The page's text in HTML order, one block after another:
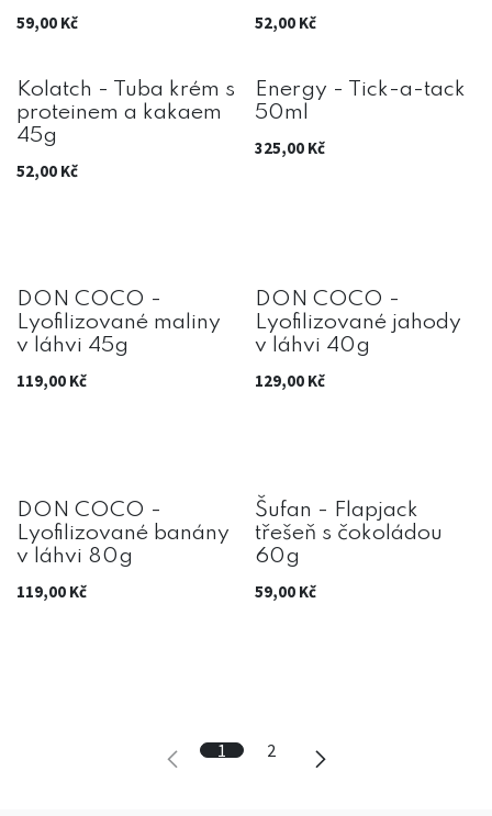
59,00 Kč 52,00Kč
Kolatch - Tuba krém s
proteinem a kakaem
45g
52,00 Kč
Energy - Tick-a-tack
50ml
325,00Kč
DON COCO -
Lyofilizované maliny
v láhvi 45g
119,00 Kč
DON COCO -
Lyofilizované jahody
v láhvi 40g
129,00Kč
DON COCO -
Lyofilizované banány
v láhvi 80g
119,00 Kč
Šufan - Flapjack
třešeň s čokoládou
60g
59,00Kč
1 2